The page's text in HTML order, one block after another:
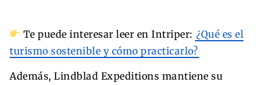
Te puede interesar leer en Intriper: ¿Qué es el
turismo sostenible y cómo practicarlo?
Además, Lindblad Expeditions mantiene su